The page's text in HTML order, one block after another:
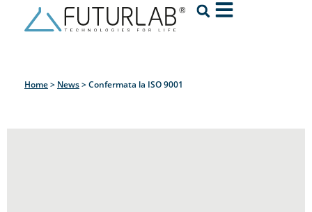
Home> News>Confermata la ISO 9001